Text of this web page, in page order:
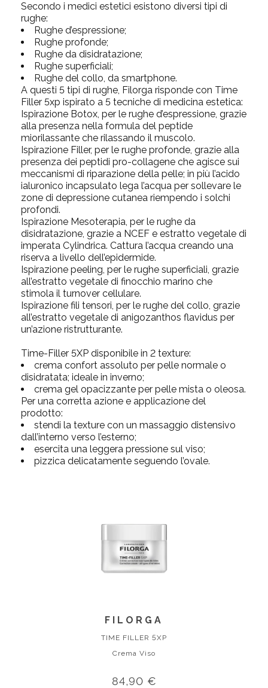
Secondo i medici estetici esistono diversi tipi di
rughe:
Rughe d’espressione;
Rughe profonde;
Rughe da disidratazione;
Rughe superficiali;
Rughe del collo, da smartphone.
A questi 5 tipi di rughe, Filorga risponde con Time
Filler 5xp ispirato a 5 tecniche di medicina estetica:
Ispirazione Botox, per le rughe d’espressione, grazie
alla presenza nella formula del peptide
miorilassante che rilassando il muscolo.
Ispirazione Filler, per le rughe profonde, grazie alla
presenza dei peptidi pro-collagene che agisce sui
meccanismi di riparazione della pelle; in più l’acido
ialuronico incapsulato lega l’acqua per sollevare le
zone di depressione cutanea riempendo i solchi
profondi.
Ispirazione Mesoterapia, per le rughe da
disidratazione, grazie a NCEF e estratto vegetale di
imperata Cylindrica. Cattura l’acqua creando una
riserva a livello dell’epidermide.
Ispirazione peeling, per le rughe superficiali, grazie
all’estratto vegetale di finocchio marino che
stimola il turnover cellulare.
Ispirazione fili tensori, per le rughe del collo, grazie
all’estratto vegetale di anigozanthos flavidus per
un’azione ristrutturante.
Time-Filler 5XP disponibile in 2 texture:
crema confort assoluto per pelle normale o
disidratata; ideale in inverno;
crema gel opacizzante per pelle mista o oleosa.
Per una corretta azione e applicazione del
prodotto:
stendi la texture con un massaggio distensivo
dall’interno verso l’esterno;
esercita una leggera pressione sul viso;
pizzica delicatamente seguendo l’ovale.
FILORGA
TIME FILLER 5XP
Crema Viso
84,90 €